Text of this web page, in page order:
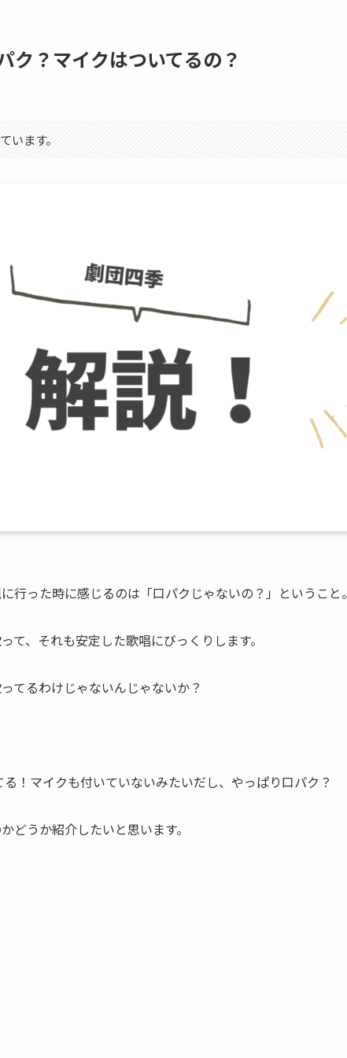
ク？マイクはついてるの？
います。
行った時に感じるのは「口パクじゃないの？」ということ。
て、それも安定した歌唱にびっくりします。
てるわけじゃないんじゃないか？
！マイクも付いていないみたいだし、やっぱり口パク？
どうか紹介したいと思います。